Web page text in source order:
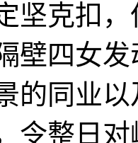
坚克扣
壁四女
的同业
令整日